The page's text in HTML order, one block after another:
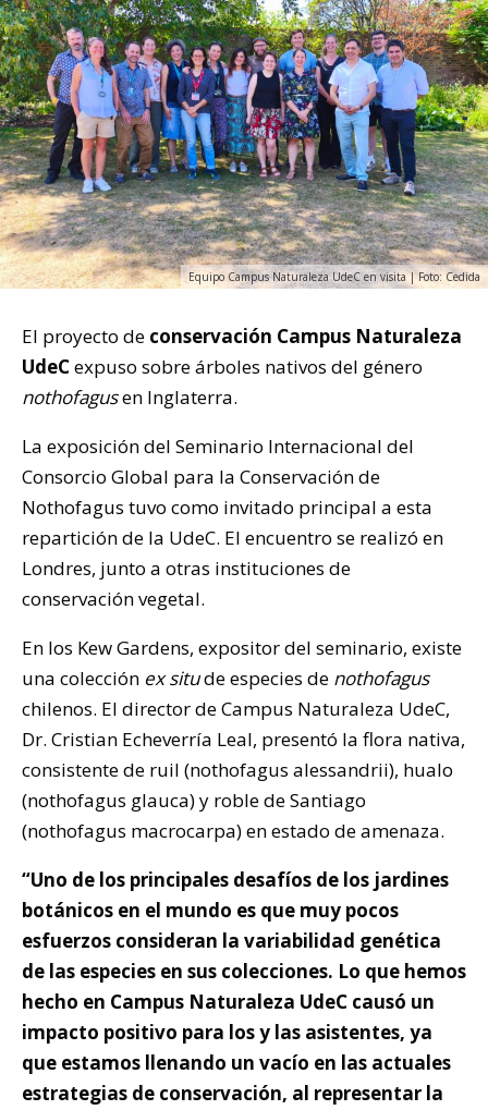
Equipo Campus Naturaleza UdeC en visita | Foto: Cedida
El proyecto de conservación Campus Naturaleza
UdeCexpuso sobre árboles nativos del género
nothofagusen Inglaterra.
La exposición del Seminario Internacional del
Consorcio Global para la Conservación de
Nothofagus tuvo como invitado principal a esta
repartición de la UdeC. El encuentro se realizó en
Londres, junto a otras instituciones de
conservación vegetal.
En los Kew Gardens, expositor del seminario, existe
una colección ex situde especies de nothofagus
chilenos. El director de Campus Naturaleza UdeC,
Dr. Cristian Echeverría Leal, presentó la flora nativa,
consistente de ruil (nothofagus alessandrii), hualo
(nothofagus glauca) y roble de Santiago
(nothofagus macrocarpa) en estado de amenaza.
“Uno de los principales desafíos de los jardines
botánicos en el mundo es que muy pocos
esfuerzos consideran la variabilidad genética
de las especies en sus colecciones. Lo que hemos
hecho en Campus Naturaleza UdeC causó un
impacto positivo para los y las asistentes, ya
que estamos llenando un vacío en las actuales
estrategias de conservación, al representar la